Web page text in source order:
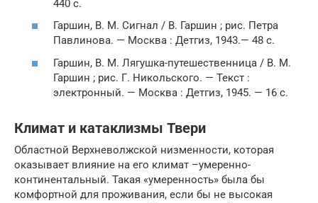
440 с.
Гаршин, В. М. Сигнал / В. Гаршин ; рис. Петра
Павлинова. — Mосква : Детгиз, 1943.— 48 с.
Гаршин, В. М. Лягушка-путешественница / В. М.
Гаршин ; рис. Г. Никольского. — Текст :
электронный. — Москва : Детгиз, 1945. — 16 с.
Климат и катаклизмы Твери
Областной Верхневолжской низменности, которая
оказывает влияние на его климат –умеренно-
континентальный. Такая «умеренность» была бы
комфортной для проживания, если бы не высокая